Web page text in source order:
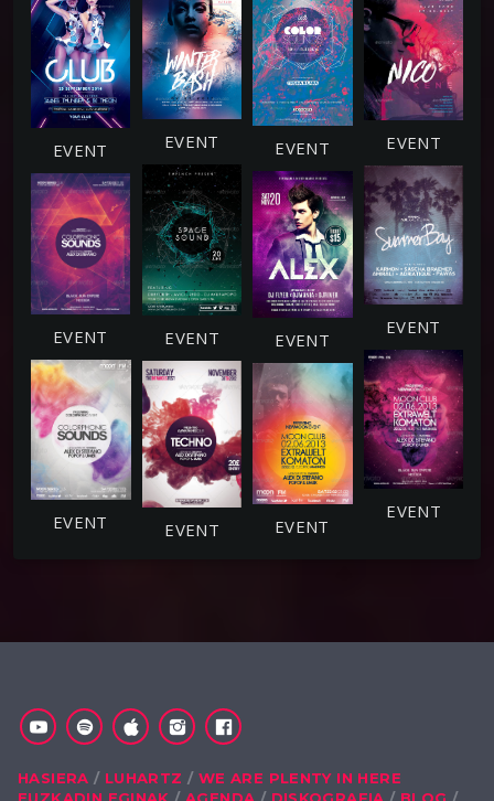
HASIERA LUHARTZ
WE ARE PLENTY IN HERE